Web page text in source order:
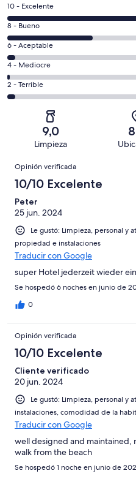
Evaluación:
10
-
Excelente.
61
de
101
opiniones
10 - Excelente
Evaluación:
8
-
Bueno.
33
de
opiniones
8 - Bueno
Evaluación:
6
-
Aceptable.
3
opiniones
6 - Aceptable
Evaluación:
4
-
4 - Mediocre
Evaluación:
2
101
opiniones
2 - Terrible
9,0
Limpieza
Opiniones
Opinión verificada
10/10 Excelente
Peter
25 jun. 2024
Le gustó: Limpieza, personal y
propiedad e instalaciones
Traducir con Google
super Hotel jederzeit wieder
Se hospedó 6 noches en junio de
0
Opinión verificada
10/10 Excelente
Cliente verificado
20 jun. 2024
Le gustó: Limpieza, personal y
instalaciones, comodidad de la
Traducir con Google
well designed and maintained,
walk from the beach
Se hospedó 1 noche en junio de